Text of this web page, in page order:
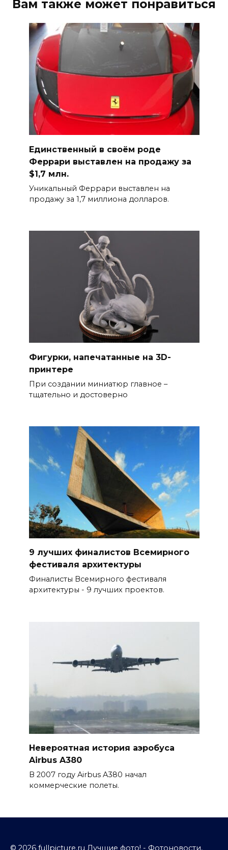
Вам также может понравиться
Единственный в своём роде
Феррари выставлен на продажу за
$1,7 млн.
Уникальный Феррари выставлен на
продажу за 1,7 миллиона долларов.
Фигурки, напечатанные на 3D-
принтере
При создании миниатюр главное –
тщательно и достоверно
9 лучших финалистов Всемирного
фестиваля архитектуры
Финалисты Всемирного фестиваля
архитектуры - 9 лучших проектов.
Невероятная история аэробуса
Airbus A380
В 2007 году Airbus A380 начал
коммерческие полеты.
© 2026 fullpicture.ru Лучшие фото! - Фотоновости,